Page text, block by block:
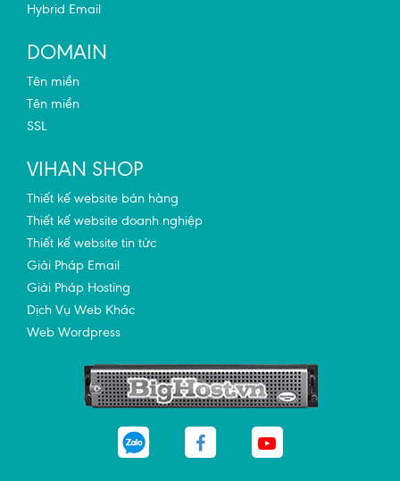
Hybrid Email
DOMAIN
Tên miền
Tên miền
SSL
VIHAN SHOP
Thiết kế website bán hàng
Thiết kế website doanh nghiệp
Thiết kế website tin tức
Giải Pháp Email
Giải Pháp Hosting
Dịch Vụ Web Khác
Web Wordpress